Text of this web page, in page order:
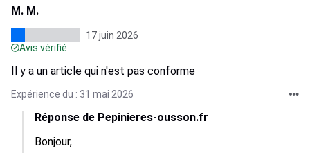
M. M.
17 juin 2026
Avis vérifié
Il y a un article qui n'est pas conforme
Expérience du : 31 mai 2026
Réponse de Pepinieres-ousson.fr
Bonjour,